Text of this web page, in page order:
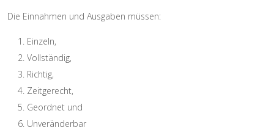
Die Einnahmen und Ausgaben müssen:
Einzeln,
Vollständig,
Richtig,
Zeitgerecht,
Geordnet und
Unveränderbar